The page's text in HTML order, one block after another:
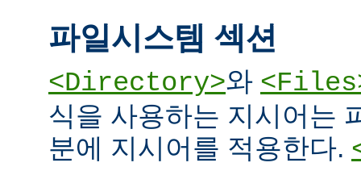
파일시스템 섹션
<Directory>와
식을 사용하는 지시어는
분에 지시어를 적용한다.